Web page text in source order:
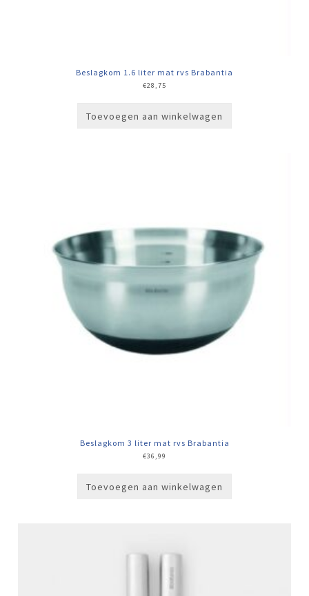
Beslagkom 1.6 liter mat rvs Brabantia
€28,75
Toevoegen aan winkelwagen
Beslagkom 3 liter mat rvs Brabantia
€36,99
Toevoegen aan winkelwagen